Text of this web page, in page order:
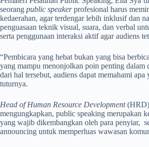
seorang public speakerprofesional harus
kedaerahan, agar terdengar lebih inklusif dan
penguasaan teknik visual, suara, dan verbal
serta penggunaan interaksi aktif agar audiens
“Pembicara yang hebat bukan yang bisa
yang mampu menonjolkan poin penting dalam
dari hal tersebut, audiens dapat memahami apa
tuturnya.
Head of Human Resource Development
mengungkapkan, public speaking merupakan
yang wajib dikembangkan oleh para penyiar,
announcing untuk memperluas wawasan